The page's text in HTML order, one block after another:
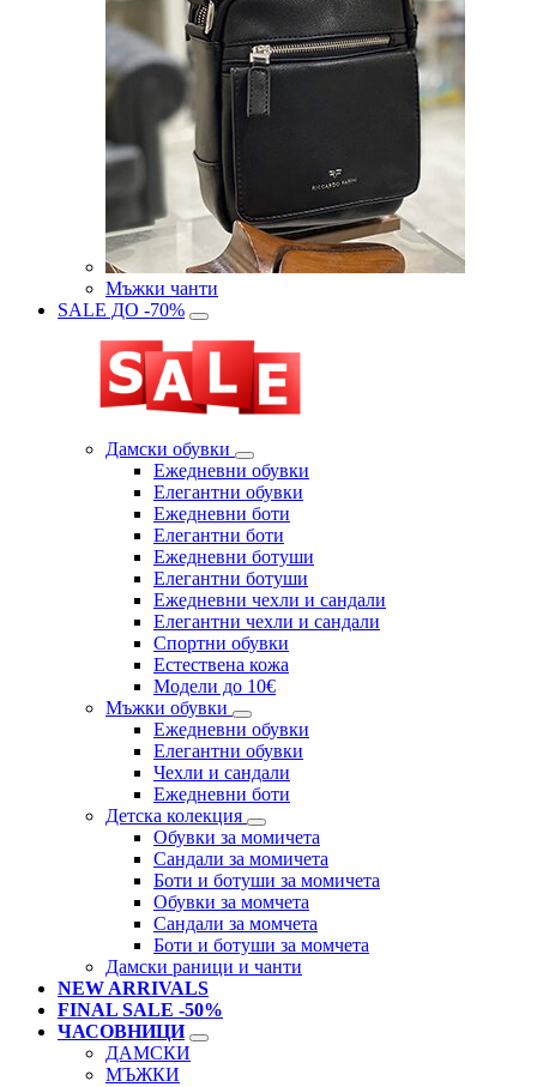
Мъжки чанти
SALE ДО -70%
Дамски обувки
Eжедневни обувки
Eлегантни обувки
Eжедневни боти
Eлегантни боти
Eжедневни ботуши
Eлегантни ботуши
Ежедневни чехли и сандали
Елегантни чехли и сандали
Спортни обувки
Естествена кожа
Модели до 10€
Мъжки обувки
Ежедневни обувки
Елегантни обувки
Чехли и сандали
Ежедневни боти
Детска колекция
Обувки за момичета
Сандали за момичета
Боти и ботуши за момичета
Обувки за момчета
Сандали за момчета
Боти и ботуши за момчета
Дамски раници и чанти
NEW ARRIVALS
FINAL SALE -50%
ЧАСОВНИЦИ
ДАМСКИ
МЪЖКИ